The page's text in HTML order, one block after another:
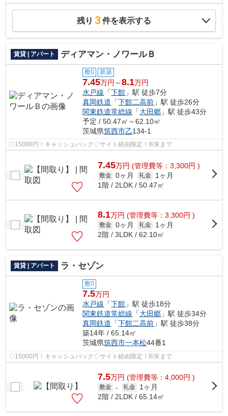
残り 3件を表示する
賃貸 | アパート ディアマン・ノワールＢ
敷0 新築
7.45万円～8.1万円
水戸線 「下館 」駅 徒歩7分
真岡鉄道 「下館二高前 」駅 徒歩26分
関東鉄道常総線 「大田郷 」駅 徒歩43分
予定 / 50.47㎡～62.10㎡
茨城県筑西市乙134-1
◇15000円！キャッシュバック◇サイト経由限定！8/末まで
7.45万円 (管理費等：3,300円 )
敷金 0ヶ月 礼金
1ヶ月
1階 / 2LDK / 50.47㎡
8.1万円 (管理費等：3,300円 )
敷金 0ヶ月 礼金
1ヶ月
2階 / 3LDK / 62.10㎡
賃貸 | アパート ラ・セゾン
敷0
7.5万円
水戸線 「下館 」駅 徒歩18分
関東鉄道常総線 「大田郷 」駅 徒歩34分
真岡鉄道 「下館二高前 」駅 徒歩38分
築14年 / 65.14㎡
茨城県筑西市一本松44番1
◇15000円！キャッシュバック◇サイト経由限定！8/末まで
7.5万円 (管理費等：4,000円 )
敷金 - 礼金
1ヶ月
2階 / 2LDK / 65.14㎡